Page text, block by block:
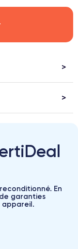
En
garanties
appareil.